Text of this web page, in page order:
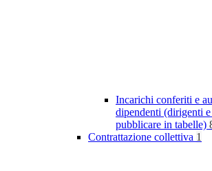
Incarichi conferiti e
dipendenti (dirigenti
pubblicare in tabelle)
Contrattazione collettiva 1